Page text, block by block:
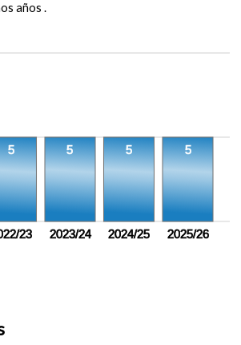
años .
5 5 5 5
23 2023/24 2024/25 2025/26